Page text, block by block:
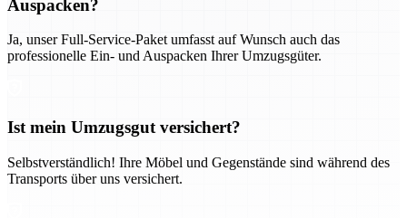
Auspacken?
Ja, unser Full-Service-Paket umfasst auf Wunsch auch das
professionelle Ein- und Auspacken Ihrer Umzugsgüter.
Ist mein Umzugsgut versichert?
Selbstverständlich! Ihre Möbel und Gegenstände sind während des
Transports über uns versichert.